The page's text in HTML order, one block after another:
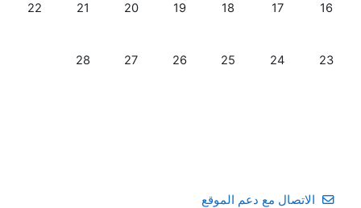
لا أحداث، الاثنين, 16 فبراير
16 لا أحداث، الثلاثاء, 17 فبراير
17 لا أحداث، الأربعاء, 18 فبراير
18 لا أحداث، الخميس, 19 فبراير
19 لا أحداث، الجمعة, 20 فبراير
20 لا أحداث، السبت, 21 فبراير
21 لا أحداث،
22
لا أحداث، الاثنين, 23 فبراير
23 لا أحداث، الثلاثاء, 24 فبراير
24 لا أحداث، الأربعاء, 25 فبراير
25 لا أحداث، الخميس, 26 فبراير
26 لا أحداث، الجمعة, 27 فبراير
27 لا أحداث، السبت, 28 فبراير
28
الاتصال مع دعم الموقع